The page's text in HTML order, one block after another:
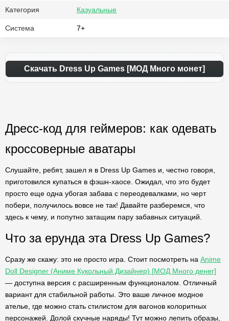
Категория Казуальные
Система 7+
Скачать Dress Up Games [МОД Много монет]
Дресс-код для геймеров: как одевать
кроссоверные аватары
Слушайте, ребят, зашел я в Dress Up Games и, честно говоря,
приготовился купаться в фэшн-хаосе. Ожидал, что это будет
просто еще одна убогая забава с переодевалками, но черт
побери, получилось вовсе не так! Давайте разберемся, что
здесь к чему, и попутно затащим пару забавных ситуаций.
Что за ерунда эта Dress Up Games?
Сразу же скажу: это не просто игра. Стоит посмотреть на Anime
Doll Designer (Аниме Кукольный Дизайнер) [МОД Много денег]
— доступна версия с расширенным функционалом. Отличный
вариант для стабильной работы. Это ваше личное модное
ателье, где можно стать стилистом для вагонов колоритных
персонажей. Долой скучные наряды! Тут можно лепить образы,